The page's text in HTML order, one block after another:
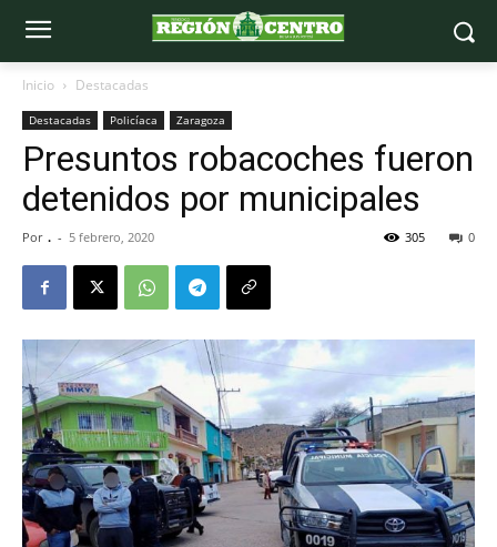
Inicio Destacadas
Destacadas Policíaca Zaragoza
Presuntos robacoches fueron
detenidos por municipales
Por . - 5 febrero, 2020 0
305